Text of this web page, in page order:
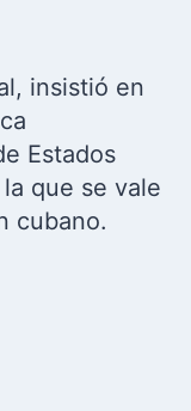
insistió en
Estados
que se vale
cubano.